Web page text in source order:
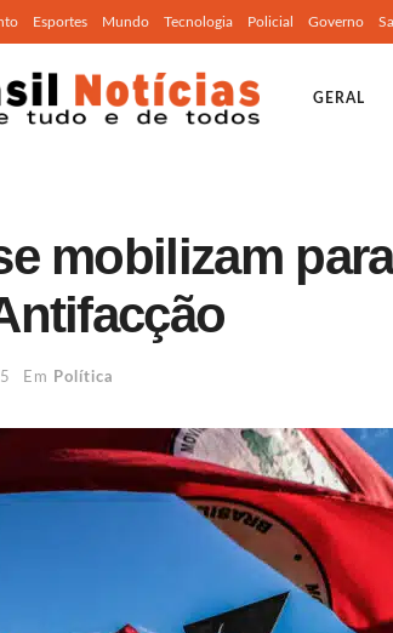
Esportes Mundo Tecnologia Policial Governo
GERAL
mobilizam
Em Política